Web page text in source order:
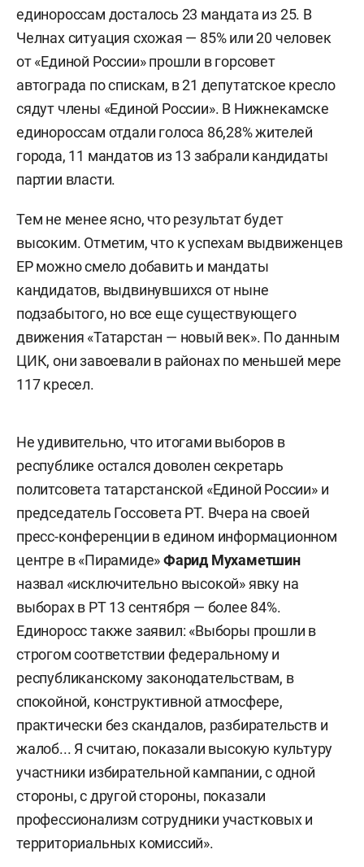
единороссам досталось 23 мандата из 25. В
Челнах ситуация схожая — 85% или 20 человек
от «Единой России» прошли в горсовет
автограда по спискам, в 21 депутатское кресло
сядут члены «Единой России». В Нижнекамске
единороссам отдали голоса 86,28% жителей
города, 11 мандатов из 13 забрали кандидаты
партии власти.
Тем не менее ясно, что результат будет
высоким. Отметим, что к успехам выдвиженцев
ЕР можно смело добавить и мандаты
кандидатов, выдвинувшихся от ныне
подзабытого, но все еще существующего
движения «Татарстан — новый век». По данным
ЦИК, они завоевали в районах по меньшей мере
117 кресел.
Не удивительно, что итогами выборов в
республике остался доволен секретарь
политсовета татарстанской «Единой России» и
председатель Госсовета РТ. Вчера на своей
пресс-конференции в едином информационном
центре в «Пирамиде»Фарид Мухаметшин
назвал «исключительно высокой» явку на
выборах в РТ 13 сентября — более 84%.
Единоросс также заявил: «Выборы прошли в
строгом соответствии федеральному и
республиканскому законодательствам, в
спокойной, конструктивной атмосфере,
практически без скандалов, разбирательств и
жалоб... Я считаю, показали высокую культуру
участники избирательной кампании, с одной
стороны, с другой стороны, показали
профессионализм сотрудники участковых и
территориальных комиссий».